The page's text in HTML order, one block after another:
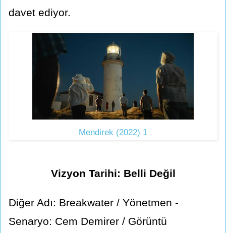
davet ediyor.
Mendirek (2022) 1
Vizyon Tarihi: Belli Değil
Diğer Adı: Breakwater / Yönetmen -
Senaryo: Cem Demirer / Görüntü